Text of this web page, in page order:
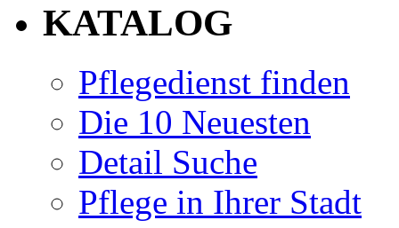
KATALOG
Pflegedienst finden
Die 10 Neuesten
Detail Suche
Pflege in Ihrer Stadt